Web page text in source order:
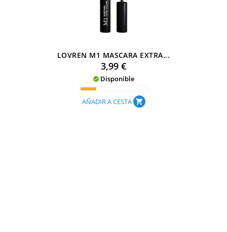
LOVREN M1 MASCARA EXTRA...
Precio
3,99 €
 Disponible
AÑADIR A CESTA shopping_cart